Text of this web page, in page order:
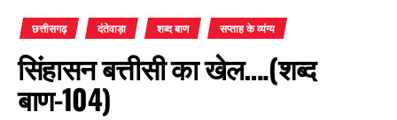
छत्तीसगढ़ दंतेवाड़ा शब्द बाण सप्ताह के व्यंग्य
सिंहासन बत्तीसी का खेल….(शब्द
बाण-104)